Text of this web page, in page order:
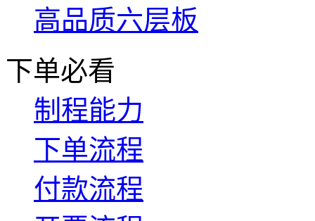
高品质六层板
下单必看
制程能力
下单流程
付款流程